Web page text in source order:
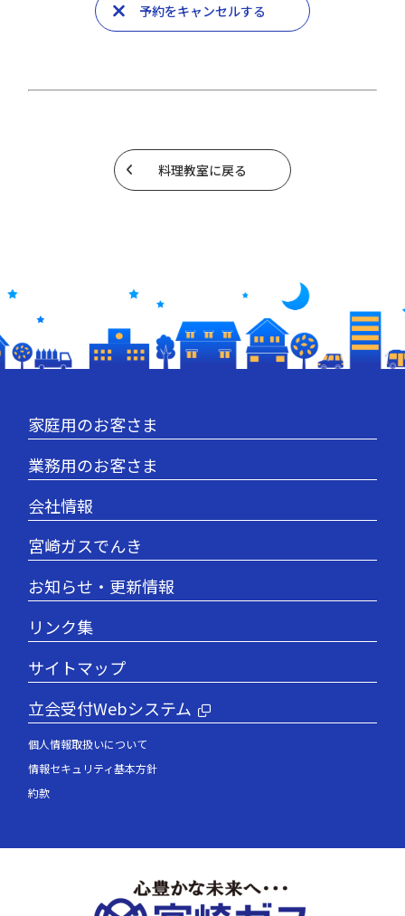
予約をキャンセルする
料理教室に戻る
家庭用のお客さま
業務用のお客さま
会社情報
宮崎ガスでんき
お知らせ・更新情報
リンク集
サイトマップ
立会受付Webシステム
個人情報取扱いについて
情報セキュリティ基本方針
約款